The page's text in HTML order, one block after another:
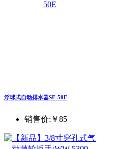
浮球式自动排水器SF-50E
销售价: ￥85